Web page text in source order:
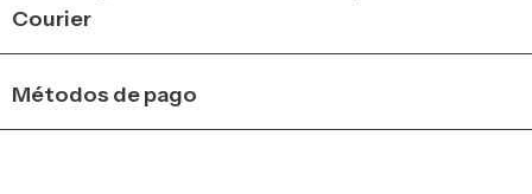
Courier
Métodos de pago